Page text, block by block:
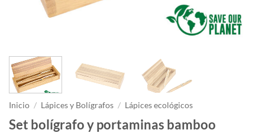
Inicio / Lápices y Bolígrafos / Lápices ecológicos
Set bolígrafo y portaminas bamboo